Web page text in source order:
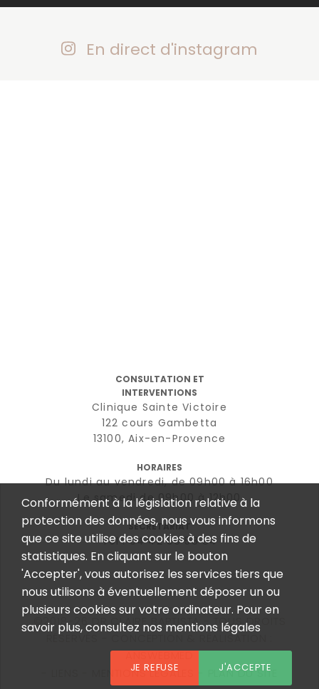
En direct d'instagram
CONSULTATION ET
INTERVENTIONS
Clinique Sainte Victoire
122 cours Gambetta
13100, Aix-en-Provence
HORAIRES
Du lundi au vendredi, de 09h00 à 16h00
Le samedi de 09h00 à 12h00
SECRÉTARIAT
Tél : 04 42 96 58 84
©2018-26 DR CLAIRE BAPTISTA - TOUS DROITS
RÉSERVÉS - CONCEPTION & RÉALISATION :
ANSWEBMED
MENTIONS LÉGALES PLAN DU SITE
Conformément à la législation relative à la
protection des données, nous vous informons
que ce site utilise des cookies à des fins de
statistiques. En cliquant sur le bouton
'Accepter', vous autorisez les services tiers que
nous utilisons à éventuellement déposer un ou
plusieurs cookies sur votre ordinateur. Pour en
savoir plus, consultez nos mentions légales
JE REFUSE J'ACCEPTE